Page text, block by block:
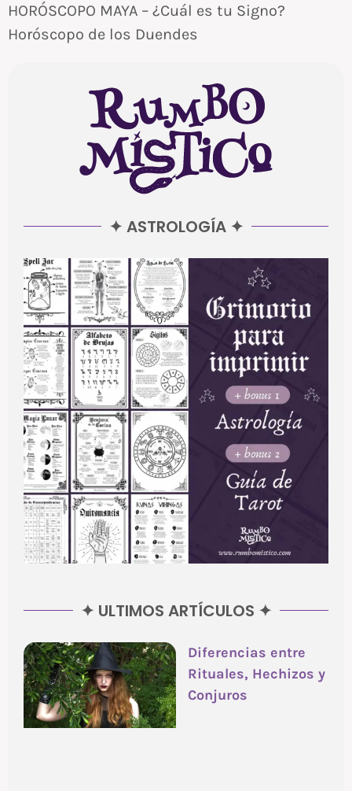
HORÓSCOPO MAYA – ¿Cuál es tu Signo?
Horóscopo de los Duendes
✦ ASTROLOGÍA ✦
✦ ULTIMOS ARTÍCULOS ✦
Diferencias entre
Rituales, Hechizos y
Conjuros